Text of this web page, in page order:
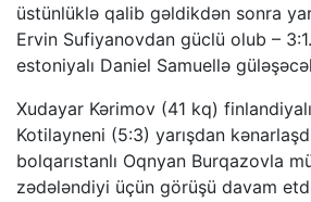
üstünlüklə qalib gəldikdən sonra
Ervin Sufiyanovdan güclü olub –
estoniyalı Daniel Samuellə
Xudayar Kərimov (41 kq)
Kotilayneni (5:3) yarışdan
bolqarıstanlı Oqnyan Burqazovla
zədələndiyi üçün görüşü davam